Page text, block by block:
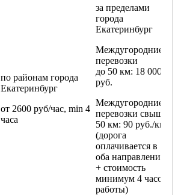
по районам города
Екатеринбург
от 2600 руб/час, min 4
часа
за пределами
города
Екатеринбург
Междугородние
перевозки
до 50 км: 18 000
руб.
Междугородние
перевозки свыше
50 км: 90 руб./км
(дорога
оплачивается в
оба направления
+ стоимость
минимум 4 часов
работы)